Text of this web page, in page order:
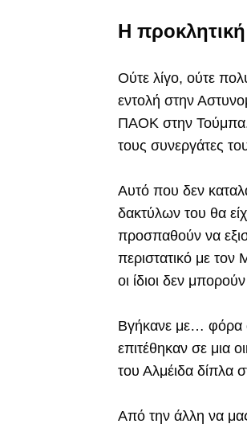
Η
Ούτε λίγο, ούτε
εντολή στην
ΠΑΟΚ στην Τούμπα.
τους συνεργάτες
Αυτό που δεν
δακτύλων του θα
προσπαθούν να
περιστατικό με
οι ίδιοι δεν
Βγήκανε με… φόρα
επιτέθηκαν σε μια
του Αλμέιδα δίπλα
Από την άλλη να μας